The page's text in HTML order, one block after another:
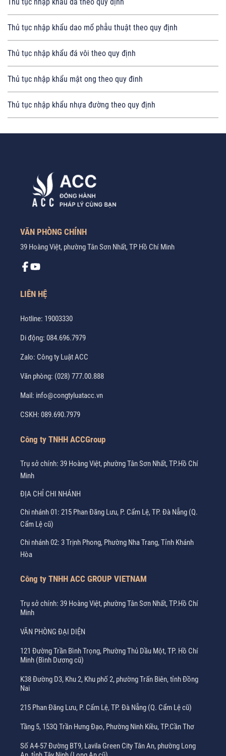
Thủ tục nhập khẩu dao mổ phẫu thuật theo quy định
Thủ tục nhập khẩu đá vôi theo quy định
Thủ tục nhập khẩu mật ong theo quy đinh
Thủ tục nhập khẩu nhựa đường theo quy định
VĂN PHÒNG CHÍNH
39 Hoàng Việt, phường Tân Sơn Nhất, TP Hồ Chí Minh
LIÊN HỆ
Hotline: 19003330
Di động: 084.696.7979
Zalo: Công ty Luật ACC
Văn phòng: (028) 777.00.888
Mail: info@congtyluatacc.vn
CSKH: 089.690.7979
Công ty TNHH ACCGroup
Trụ sở chính: 39 Hoàng Việt, phường Tân Sơn Nhất, TP.Hồ Chí
Minh
ĐỊA CHỈ CHI NHÁNH
Chi nhánh 01: 215 Phan Đăng Lưu, P. Cẩm Lệ, TP. Đà Nẵng (Q.
Cẩm Lệ cũ)
Chi nhánh 02: 3 Trịnh Phong, Phường Nha Trang, Tỉnh Khánh
Hòa
Công ty TNHH ACC GROUP VIETNAM
Trụ sở chính: 39 Hoàng Việt, phường Tân Sơn Nhất, TP.Hồ Chí
Minh
VĂN PHÒNG ĐẠI DIỆN
121 Đường Trần Bình Trọng, Phường Thủ Dầu Một, TP. Hồ Chí
Minh (Bình Dương cũ)
K38 Đường D3, Khu 2, Khu phố 2, phường Trấn Biên, tỉnh Đồng
Nai
215 Phan Đăng Lưu, P. Cẩm Lệ, TP. Đà Nẵng (Q. Cẩm Lệ cũ)
Tầng 5, 153Q Trần Hưng Đạo, Phường Ninh Kiều, TP.Cần Thơ
Số A4-57 Đường BT9, Lavila Green City Tân An, phường Long